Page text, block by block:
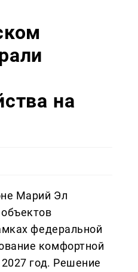
на
Марий Эл
федеральной
комфортной
год. Решение